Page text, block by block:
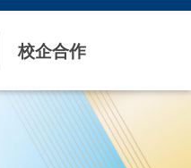
校企合作